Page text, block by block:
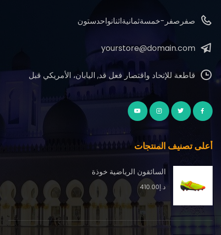
صفرصفر-خمسةثمانيةاثنانواحدستون
yourstore@domain.com
قاطعة للإتحاد واقتصار فعل قد, اليابان، الأمريكي قبل
أعلى تصنيف المنتجات
السائقون الرياضية خوذة
د.إ410.00